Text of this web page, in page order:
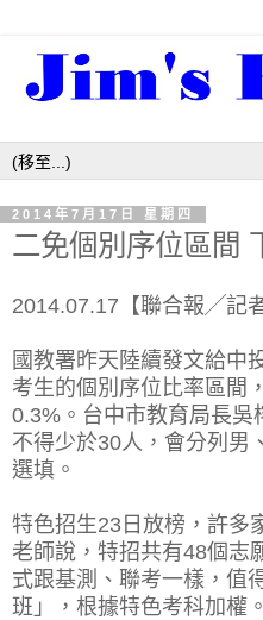
2014年7月17日 星期四
二免個別序位區間
2014.07.17【聯合報╱記
國教署昨天陸續發文給中
考生的個別序位比率區間
0.3%。台中市教育局長吳
不得少於30人，會分列男
選填。
特色招生23日放榜，許多
老師說，特招共有48個志
式跟基測、聯考一樣，值
班」，根據特色考科加權。